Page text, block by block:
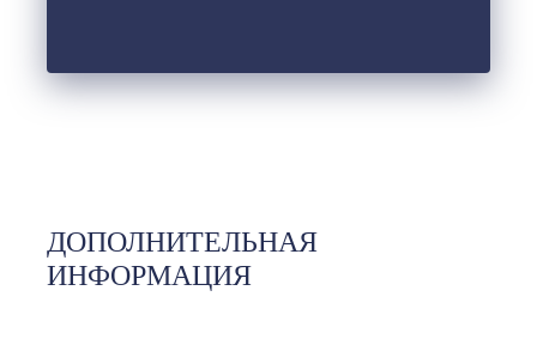
ДОПОЛНИТЕЛЬНАЯ
ИНФОРМАЦИЯ